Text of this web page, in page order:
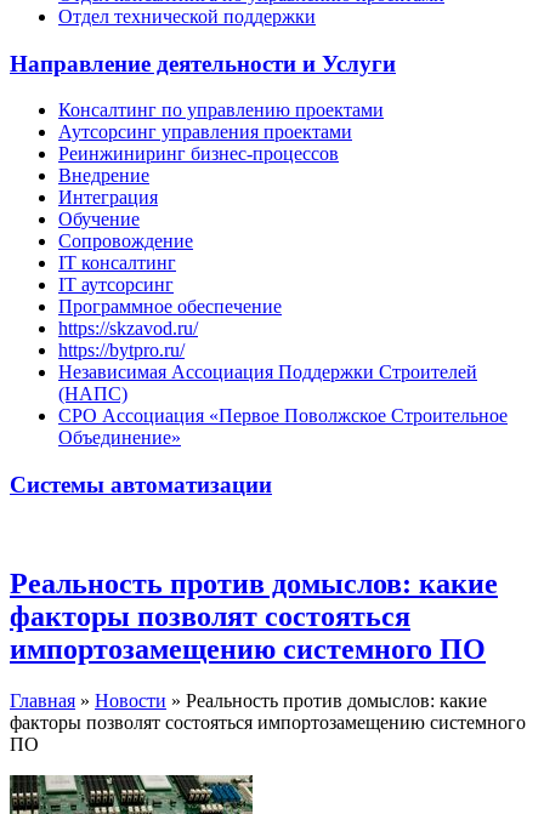
Отдел технической поддержки
Направление деятельности и Услуги
Консалтинг по управлению проектами
Аутсорсинг управления проектами
Реинжиниринг бизнес-процессов
Внедрение
Интеграция
Обучение
Сопровождение
IT консалтинг
IT аутсорсинг
Программное обеспечение
https://skzavod.ru/
https://bytpro.ru/
Независимая Ассоциация Поддержки Строителей
(НАПС)
СРО Ассоциация «Первое Поволжское Строительное
Объединение»
Системы автоматизации
Реальность против домыслов: какие
факторы позволят состояться
импортозамещению системного ПО
Главная » Новости » Реальность против домыслов: какие
факторы позволят состояться импортозамещению системного
ПО